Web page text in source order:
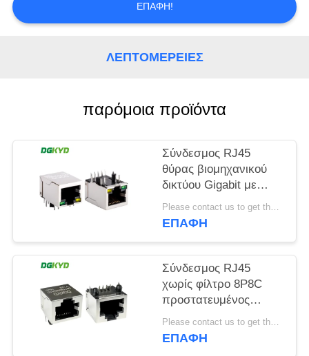
ΠΟΛΙΤΙΚΉ
ΜΥΣΤΙΚΌΤΗΤΑΣ
ΕΠΑΦΉ!
ΛΕΠΤΟΜΈΡΕΙΕΣ
παρόμοια προϊόντα
Σύνδεσμος RJ45
θύρας βιομηχανικού
δικτύου Gigabit με
προστατευτική ζώνη
φωτός TAB DOWN
Please contact us to get the latest price. MOQ:1 Τεμάχιο
ΕΠΑΦΉ
Σύνδεσμος RJ45
χωρίς φίλτρο 8P8C
προστατευμένος
σύνδεσμος
DGKYD561188GWA1DY128
Please contact us to get the latest price. MOQ:1 Τεμάχιο
ΕΠΑΦΉ